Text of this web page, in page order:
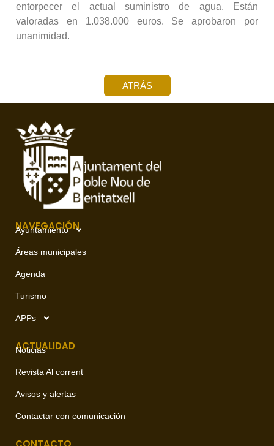
entorpecer el actual suministro de agua. Están
valoradas en 1.038.000 euros. Se aprobaron por
unanimidad.
ATRÁS
NAVEGACIÓN
Ayuntamiento
Áreas municipales
Agenda
Turismo
APPs
ACTUALIDAD
Noticias
Revista Al corrent
Avisos y alertas
Contactar con comunicación